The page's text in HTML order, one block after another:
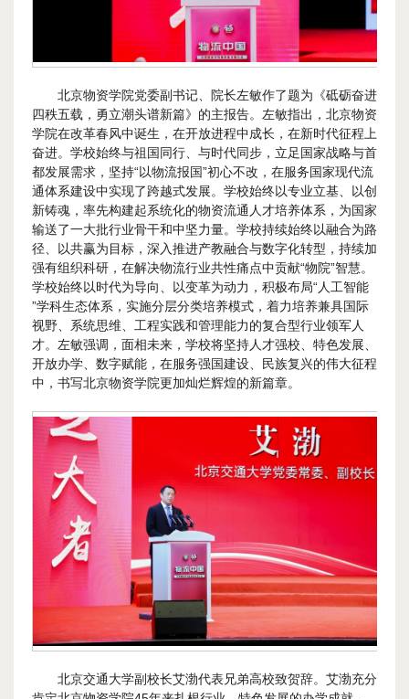
北京物资学院党委副书记、院长左敏作了题为《砥砺奋进
四秩五载，勇立潮头谱新篇》的主报告。左敏指出，北京物资
学院在改革春风中诞生，在开放进程中成长，在新时代征程上
奋进。学校始终与祖国同行、与时代同步，立足国家战略与首
都发展需求，坚持“以物流报国”初心不改，在服务国家现代流
通体系建设中实现了跨越式发展。学校始终以专业立基、以创
新铸魂，率先构建起系统化的物资流通人才培养体系，为国家
输送了一大批行业骨干和中坚力量。学校持续始终以融合为路
径、以共赢为目标，深入推进产教融合与数字化转型，持续加
强有组织科研，在解决物流行业共性痛点中贡献“物院”智慧。
学校始终以时代为导向、以变革为动力，积极布局“人工智能
”学科生态体系，实施分层分类培养模式，着力培养兼具国际
视野、系统思维、工程实践和管理能力的复合型行业领军人
才。左敏强调，面相未来，学校将坚持人才强校、特色发展、
开放办学、数字赋能，在服务强国建设、民族复兴的伟大征程
中，书写北京物资学院更加灿烂辉煌的新篇章。
北京交通大学副校长艾渤代表兄弟高校致贺辞。艾渤充分